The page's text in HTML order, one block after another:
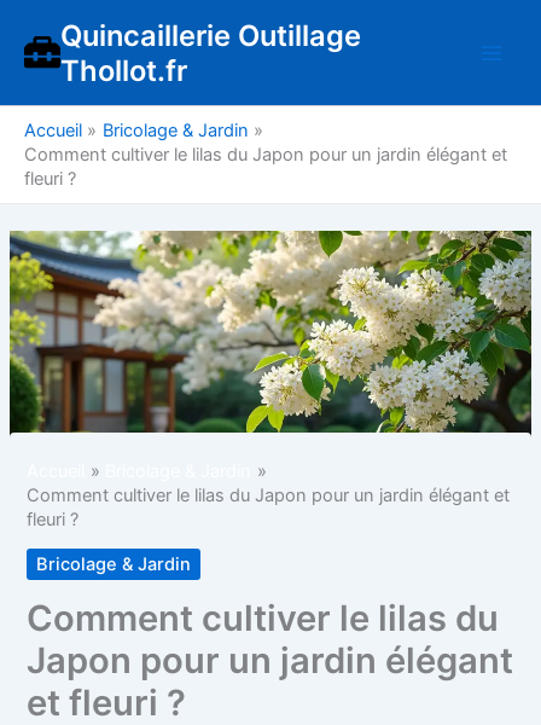
contenu
Quincaillerie Outillage
Thollot.fr
Accueil
Bricolage & Jardin
Comment cultiver le lilas du Japon pour un jardin élégant et
fleuri ?
Comment cultiver le lilas du Japon pour un jardin élégant et
fleuri ?
Bricolage & Jardin
Comment cultiver le lilas du
Japon pour un jardin élégant
et fleuri ?